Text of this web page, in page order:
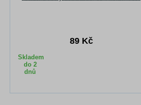
89 Kč
Skladem
do 2
dnů